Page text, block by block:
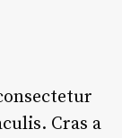
Cras a